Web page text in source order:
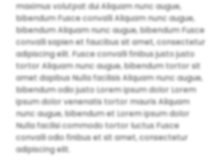
maximus volutpat dui Aliquam nunc augue,
bibendum Fusce convalli Aliquam nunc augue,
bibendum Aliquam nunc augue, bibendum Fusce
convalli sapien et faucibus sit amet, consectetur
adipiscing elit. Fusce convalli finibus justo justo
tortor Aliquam nunc augue, bibendum tortor sit
amet dapibus Nulla facilisis Aliquam nunc augue,
bibendum odio justo Lorem ipsum dolor Lorem
ipsum dolor venenatis tortor mauris Aliquam
nunc augue, bibendum et Lorem ipsum dolor
Nulla facilisi commodo tortor luctus Fusce
convalli odio finibus et sit amet, consectetur
adipiscing elit.